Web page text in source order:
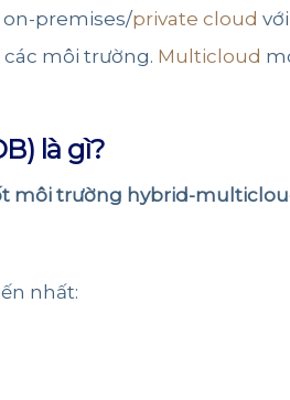
on-premises/private cloud
môi trường. Multicloud
là gì?
môi trường hybrid-
nhất: